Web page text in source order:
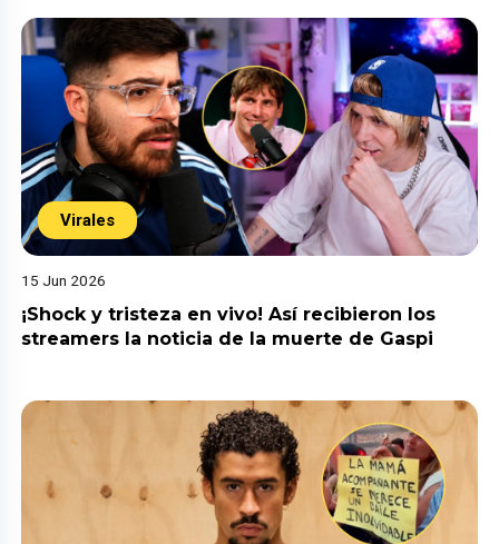
Virales
15 Jun 2026
¡Shock y tristeza en vivo! Así recibieron los
streamers la noticia de la muerte de Gaspi